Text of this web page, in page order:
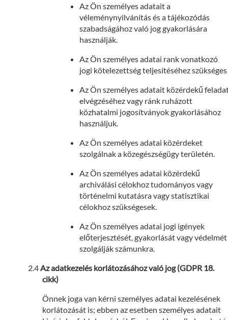
Az Ön személyes adatait a
véleménynyilvánítás és a tájékozódás
szabadságához való jog gyakorlására
használják.
Az Ön személyes adatai rank vonatkozó
jogi kötelezettség teljesítéséhez szükséges
Az Ön személyes adatait közérdekű
elvégzéséhez vagy ránk ruházott
közhatalmi jogosítványok gyakorlásához
használjuk.
Az Ön személyes adatai közérdeket
szolgálnak a közegészségügy területén.
Az Ön személyes adatai közérdekű
archiválási célokhoz tudományos vagy
történelmi kutatásra vagy statisztikai
célokhoz szükségesek.
Az Ön személyes adatai jogi igények
előterjesztését, gyakorlását vagy védelmét
szolgálják számunkra.
Az adatkezelés korlátozásához való jog (GDPR 18.
cikk)
Önnek joga van kérni személyes adatai kezelésének
korlátozását is; ebben az esetben személyes adatait